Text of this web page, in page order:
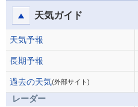
天気ガイド
天気予報
長期予報
過去の天気(外部サイト)
レーダー